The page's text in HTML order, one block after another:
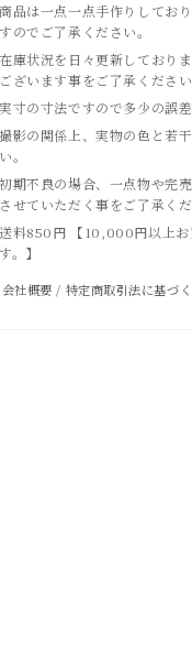
商品は一点一点手作りしてお
すのでご了承ください。
在庫状況を日々更新しており
ございます事をご了承ください
実寸の寸法ですので多少の誤
撮影の関係上、実物の色と若
い。
初期不良の場合、一点物や完
させていただく事をご了承くだ
送料850円 【10,000円以上お
す。】
会社概要 / 特定商取引法に基づ